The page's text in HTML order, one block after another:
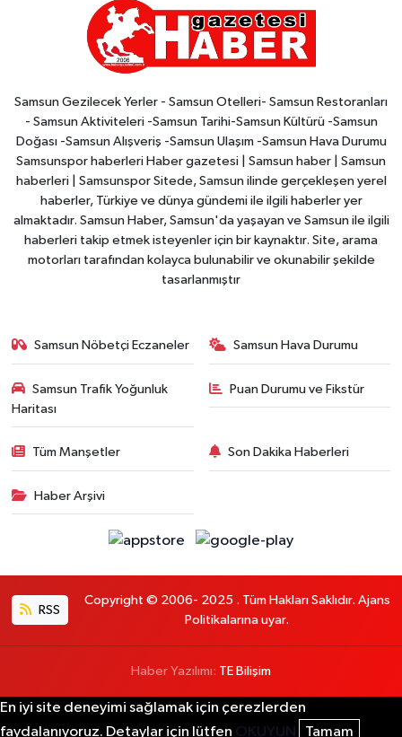
Samsun Gezilecek Yerler - Samsun Otelleri- Samsun Restoranları
- Samsun Aktiviteleri -Samsun Tarihi-Samsun Kültürü -Samsun
Doğası -Samsun Alışveriş -Samsun Ulaşım -Samsun Hava Durumu
Samsunspor haberleri Haber gazetesi | Samsun haber | Samsun
haberleri | Samsunspor Sitede, Samsun ilinde gerçekleşen yerel
haberler, Türkiye ve dünya gündemi ile ilgili haberler yer
almaktadır. Samsun Haber, Samsun'da yaşayan ve Samsun ile ilgili
haberleri takip etmek isteyenler için bir kaynaktır. Site, arama
motorları tarafından kolayca bulunabilir ve okunabilir şekilde
tasarlanmıştır
Samsun Nöbetçi Eczaneler Samsun Hava Durumu
Samsun Trafik Yoğunluk
Haritası
Puan Durumu ve Fikstür
Tüm Manşetler Son Dakika Haberleri
Haber Arşivi
RSS
Copyright © 2006- 2025 . Tüm Hakları Saklıdır. Ajans
Politikalarına uyar.
Haber Yazılımı: TE Bilişim
En iyi site deneyimi sağlamak için çerezlerden
faydalanıyoruz. Detaylar için lütfen OKUYUN Tamam